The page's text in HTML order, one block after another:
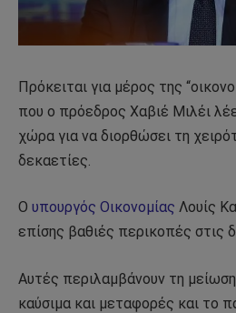
Πρόκειται για μέρος της
που ο πρόεδρος Χαβιέ Μιλέι
χώρα για να διορθώσει τη
δεκαετίες.
Ο υπουργός Οικονομίας Λουίς
επίσης βαθιές περικοπές στις
Αυτές περιλαμβάνουν τη
καύσιμα και μεταφορές και το